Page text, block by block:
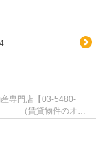
専門店【03-5480-
賃貸物件のオス